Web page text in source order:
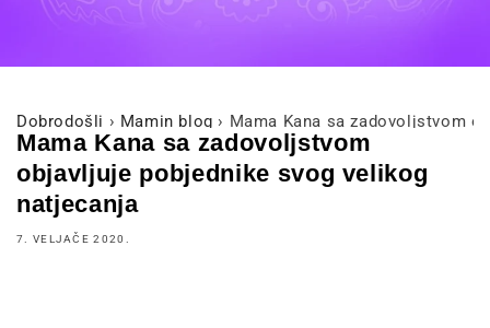
Dobrodošli › Mamin blog › Mama Kana sa zadovoljstvom
Mama Kana sa zadovoljstvom
objavljuje pobjednike svog velikog
natjecanja
7. VELJAČE 2020.